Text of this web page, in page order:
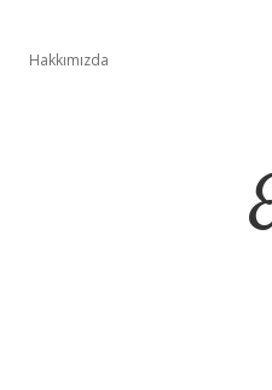
Hakkımızda